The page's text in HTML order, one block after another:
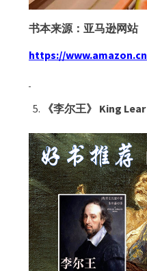
书本来源：亚马逊网站
https://www.amazon.cn
《李尔王》 King Lear